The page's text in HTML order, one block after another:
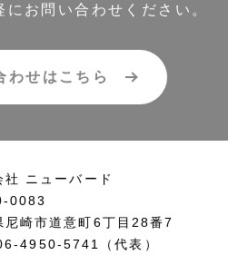
お問い合わせください。
わせはこちら
社 ニューバード
0083
尼崎市道意町6丁目 28番7
4950-5741 （代表）